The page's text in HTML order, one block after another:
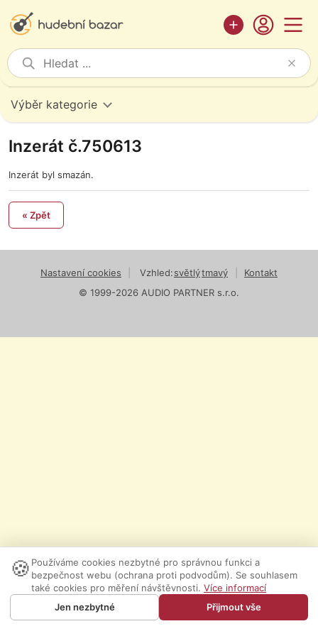
Výběr kategorie
Inzerát č.750613
Inzerát byl smazán.
« Zpět
Nastavení cookies Vzhled:světlýtmavý
Kontakt
© 1999-2026 AUDIO PARTNER s.r.o.
🍪 Používáme cookies nezbytné pro správnou funkci a
bezpečnost webu (ochrana proti podvodům). Se souhlasem
také cookies pro měření návštěvnosti. Více informací
Jen nezbytné
Přijmout vše